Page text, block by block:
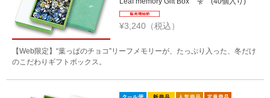
¥3,240（税込）
【Web限定】“葉っぱのチョコ”リーフメモリーが、たっぷり入った、冬だけ
のこだわりギフトボックス。